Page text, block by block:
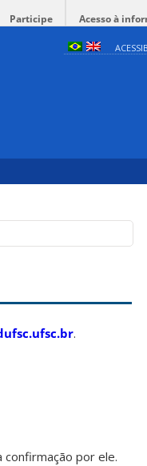
Participe Acesso à
.
confirmação por ele.